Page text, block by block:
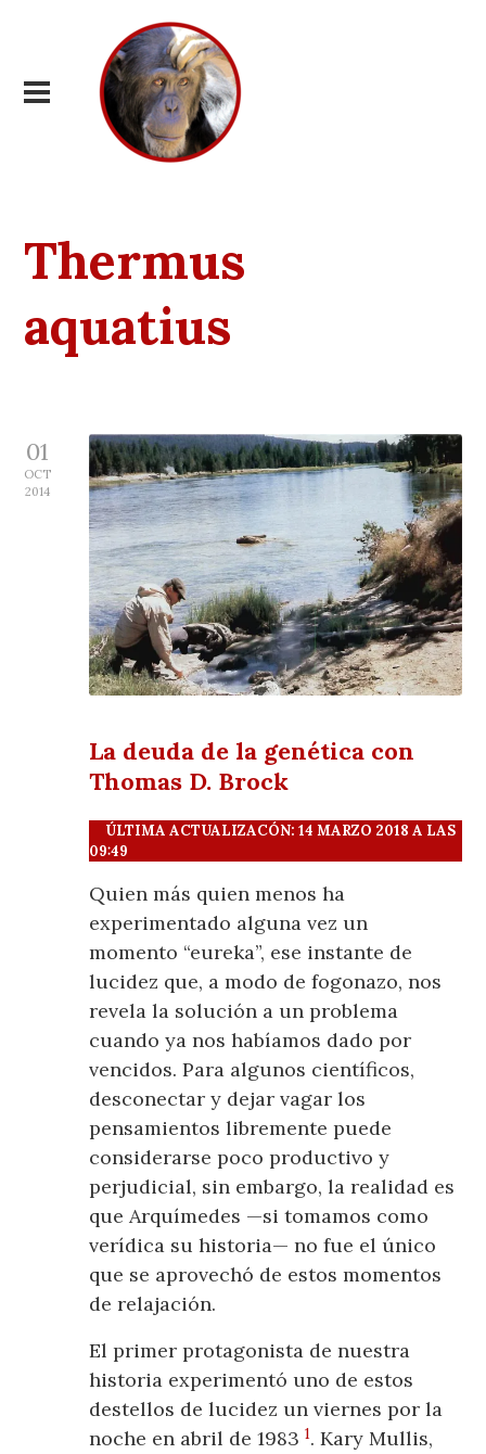
Thermus
aquatius
01
OCT
2014
La deuda de la genética con
Thomas D. Brock
ÚLTIMA ACTUALIZACÓN: 14 MARZO 2018 A LAS
09:49
Quien más quien menos ha
experimentado alguna vez un
momento “eureka”, ese instante de
lucidez que, a modo de fogonazo, nos
revela la solución a un problema
cuando ya nos habíamos dado por
vencidos. Para algunos científicos,
desconectar y dejar vagar los
pensamientos libremente puede
considerarse poco productivo y
perjudicial, sin embargo, la realidad es
que Arquímedes —si tomamos como
verídica su historia— no fue el único
que se aprovechó de estos momentos
de relajación.
El primer protagonista de nuestra
historia experimentó uno de estos
destellos de lucidez un viernes por la
noche en abril de 19831. Kary Mullis,